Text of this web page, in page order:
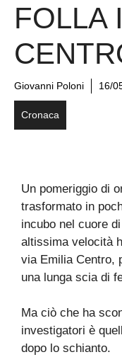
FOLLA
Giovanni Poloni 16/
Cronaca
Un pomeriggio di
trasformato in
incubo nel cuore
altissima velocità
via Emilia Centro,
una lunga scia di
Ma ciò che ha
investigatori è
dopo lo schianto.